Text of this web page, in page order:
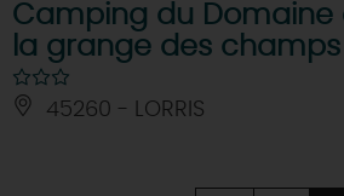
Camping du Domaine
la grange des champs
45260 - LORRIS